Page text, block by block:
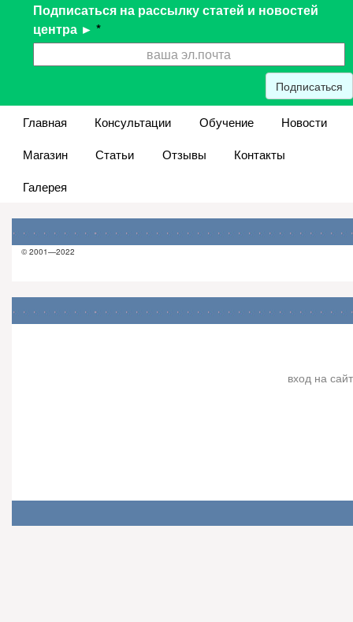
Подписаться на рассылку статей и новостей
центра ► *
Подписаться
Главная Консультации Обучение
Новости
Магазин
Статьи Отзывы
Контакты
Галерея
© 2001—2022
вход на сайт